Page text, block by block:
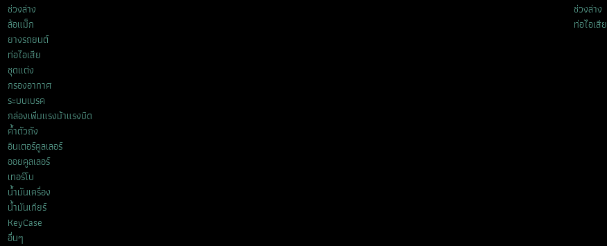
ช่วงล่าง
ล้อแม็ก
ยางรถยนต์
ท่อไอเสีย
ชุดแต่ง
กรองอากาศ
ระบบเบรค
กล่องเพิ่มแรงม้าแรงบิด
ค้ำตัวถัง
อินเตอร์คูลเลอร์
ออยคูลเลอร์
เทอร์โบ
น้ำมันเครื่อง
น้ำมันเกียร์
KeyCase
อื่นๆ
ช่วงล่าง
ท่อไอเสีย